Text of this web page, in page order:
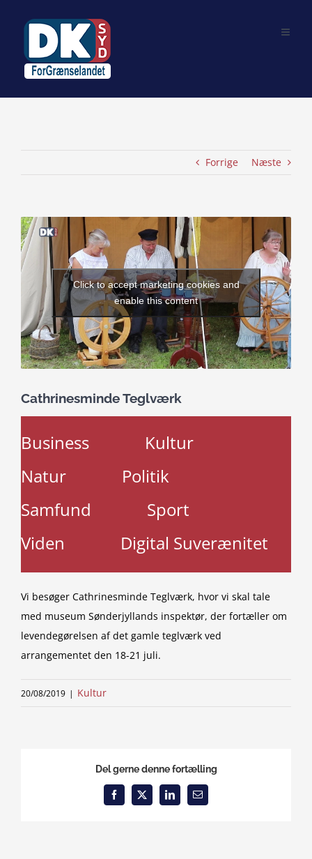
Forrige Næste
View
Larger
Image
Click to accept marketing cookies and
enable this content
Cathrinesminde Teglværk
Business
Kultur
Natur
Politik
Samfund
Sport
Viden
Digital Suverænitet
Vi besøger Cathrinesminde Teglværk, hvor vi skal tale
med museum Sønderjyllands inspektør, der fortæller om
levendegørelsen af det gamle teglværk ved
arrangementet den 18-21 juli.
20/08/2019 | Kultur
Del gerne denne fortælling
Facebook
X LinkedInEmail